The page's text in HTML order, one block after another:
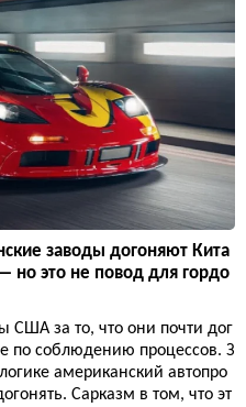
заводы догоняют Кита
но это не повод для гордо
США за то, что они почти дог
по соблюдению процессов. З
американский автопро
Сарказм в том, что эт